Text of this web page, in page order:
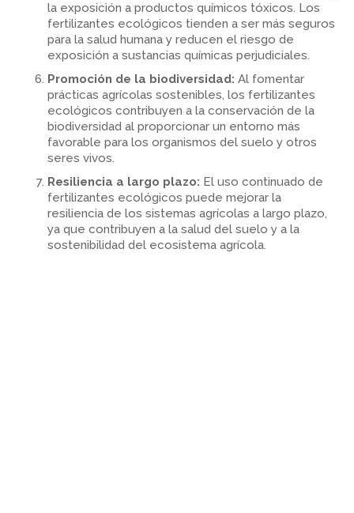
la exposición a productos químicos tóxicos. Los
fertilizantes ecológicos tienden a ser más seguros
para la salud humana y reducen el riesgo de
exposición a sustancias químicas perjudiciales.
Promoción de la biodiversidad: Al fomentar
prácticas agrícolas sostenibles, los fertilizantes
ecológicos contribuyen a la conservación de la
biodiversidad al proporcionar un entorno más
favorable para los organismos del suelo y otros
seres vivos.
Resiliencia a largo plazo: El uso continuado de
fertilizantes ecológicos puede mejorar la
resiliencia de los sistemas agrícolas a largo plazo,
ya que contribuyen a la salud del suelo y a la
sostenibilidad del ecosistema agrícola.